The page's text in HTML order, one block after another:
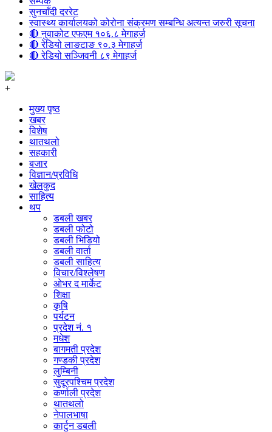
सुनचाँदी दररेट
स्वास्थ्य कार्यालयको कोरोना संक्रमण सम्बन्धि अत्यन्त जरुरी सूचना
🔴 नुवाकोट एफएम १०६.८ मेगाहर्ज
🔴 रेडियो लाङटाङ ९०.३ मेगाहर्ज
🔴 रेडियो सञ्जिवनी ८९ मेगाहर्ज
+
मुख्य पृष्ठ
खबर
विशेष
थातथलो
सहकारी
बजार
विज्ञान/प्रविधि
खेलकुद
साहित्य
थप
डबली खबर
डबली फोटो
डबली भिडियो
डबली वार्ता
डबली साहित्य
विचार/विश्‍लेषण
ओभर द मार्केट
शिक्षा
कृषि
पर्यटन
प्रदेश नं. १
मधेश
बागमती प्रदेश
गण्डकी प्रदेश
लुम्बिनी
सुदूरपश्चिम प्रदेश
कर्णाली प्रदेश
थातथलो
नेपालभाषा
कार्टुन डबली